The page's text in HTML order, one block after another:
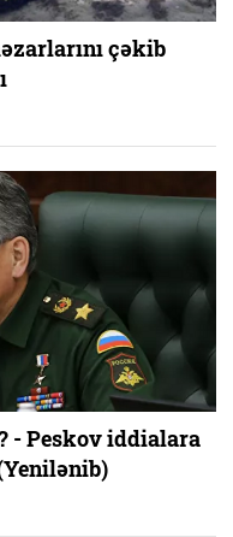
çəkib
- Peskov iddialara